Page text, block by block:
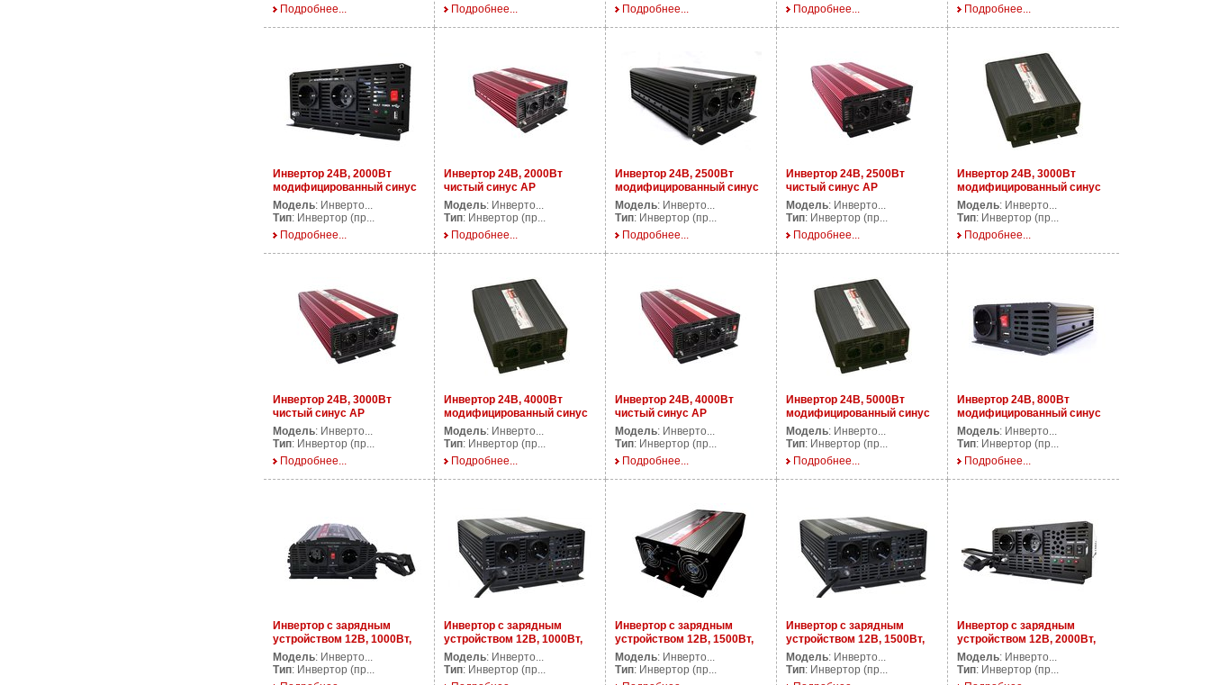
Подробнее...
Подробнее...
Подробнее...
Подробнее...
Подробнее...
Инвертор 24В, 2000Вт
модифицированный синус
AP DS2000/24V
Модель: Инверто...
Тип: Инвертор (пр...
Подробнее...
Инвертор 24В, 2000Вт
чистый синус AP
PS2000/24V
Модель: Инверто...
Тип: Инвертор (пр...
Подробнее...
Инвертор 24В, 2500Вт
модифицированный синус
AP DS2500/24V
Модель: Инверто...
Тип: Инвертор (пр...
Подробнее...
Инвертор 24В, 2500Вт
чистый синус AP
PS2500/24V
Модель: Инверто...
Тип: Инвертор (пр...
Подробнее...
Инвертор 24В, 3000Вт
модифицированный синус
AP DS3000/24V
Модель: Инверто...
Тип: Инвертор (пр...
Подробнее...
Инвертор 24В, 3000Вт
чистый синус AP
PS3000/24V
Модель: Инверто...
Тип: Инвертор (пр...
Подробнее...
Инвертор 24В, 4000Вт
модифицированный синус
AP DS4000/24V
Модель: Инверто...
Тип: Инвертор (пр...
Подробнее...
Инвертор 24В, 4000Вт
чистый синус AP
PS4000/24V
Модель: Инверто...
Тип: Инвертор (пр...
Подробнее...
Инвертор 24В, 5000Вт
модифицированный синус
AP DS5000/24V
Модель: Инверто...
Тип: Инвертор (пр...
Подробнее...
Инвертор 24В, 800Вт
модифицированный синус
AP DS800/24V
Модель: Инверто...
Тип: Инвертор (пр...
Подробнее...
Инвертор с зарядным
устройством 12В, 1000Вт,
AP CPS1000/12V
Модель: Инверто...
Тип: Инвертор (пр...
Инвертор с зарядным
устройством 12В, 1000Вт,
AP UPS1000/12V
Модель: Инверто...
Тип: Инвертор (пр...
Инвертор с зарядным
устройством 12В, 1500Вт,
AP CPS1500/12V
Модель: Инверто...
Тип: Инвертор (пр...
Инвертор с зарядным
устройством 12В, 1500Вт,
AP UPS1500/12V
Модель: Инверто...
Тип: Инвертор (пр...
Инвертор с зарядным
устройством 12В, 2000Вт,
AP CPS2000/12V
Модель: Инверто...
Тип: Инвертор (пр...